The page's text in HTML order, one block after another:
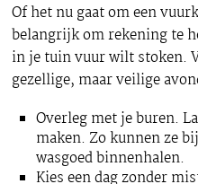
Of het nu gaat om een
belangrijk om rekening te
in je tuin vuur wilt stoken.
gezellige, maar veilige
Overleg met je buren.
maken. Zo kunnen ze
wasgoed binnenhalen.
Kies een dag zonder